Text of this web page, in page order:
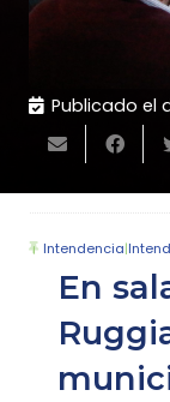
Publicado el
Intendencia|
En